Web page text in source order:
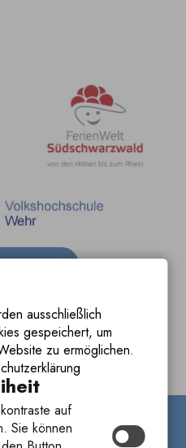
Ansicht
ausschließlich
gespeichert, um
zu ermöglichen.
auf
Sie können